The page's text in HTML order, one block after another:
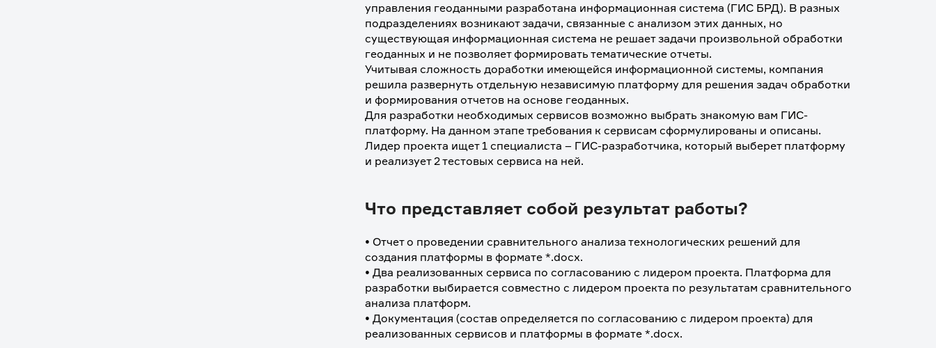
управления геоданными разработана информационная система (ГИС БРД). В разных
подразделениях возникают задачи, связанные с анализом этих данных, но
существующая информационная система не решает задачи произвольной обработки
геоданных и не позволяет формировать тематические отчеты.
Учитывая сложность доработки имеющейся информационной системы, компания
решила развернуть отдельную независимую платформу для решения задач обработки
и формирования отчетов на основе геоданных.
Для разработки необходимых сервисов возможно выбрать знакомую вам ГИС-
платформу. На данном этапе требования к сервисам сформулированы и описаны.
Лидер проекта ищет 1 специалиста – ГИС-разработчика, который выберет платформу
и реализует 2 тестовых сервиса на ней.
Что представляет собой результат работы?
• Отчет о проведении сравнительного анализа технологических решений для
создания платформы в формате *.docx.
• Два реализованных сервиса по согласованию с лидером проекта. Платформа для
разработки выбирается совместно с лидером проекта по результатам сравнительного
анализа платформ.
• Документация (состав определяется по согласованию с лидером проекта) для
реализованных сервисов и платформы в формате *.docx.